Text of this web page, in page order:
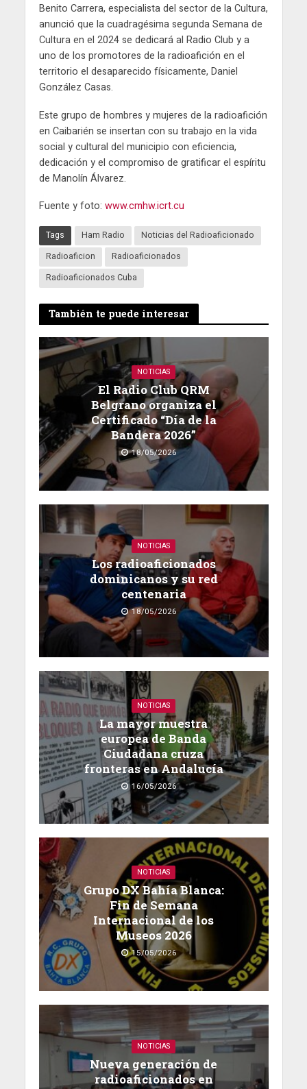
Benito Carrera, especialista del sector de la Cultura,
anunció que la cuadragésima segunda Semana de
Cultura en el 2024 se dedicará al Radio Club y a
uno de los promotores de la radioafición en el
territorio el desaparecido físicamente, Daniel
González Casas.
Este grupo de hombres y mujeres de la radioafición
en Caibarién se insertan con su trabajo en la vida
social y cultural del municipio con eficiencia,
dedicación y el compromiso de gratificar el espíritu
de Manolín Álvarez.
Fuente y foto: www.cmhw.icrt.cu
Tags Ham Radio
Noticias del Radioaficionado
Radioaficion
Radioaficionados
Radioaficionados Cuba
También te puede interesar
NOTICIAS
El Radio Club QRM
Belgrano organiza el
Certificado “Día de la
Bandera 2026”
18/05/2026
NOTICIAS
Los radioaficionados
dominicanos y su red
centenaria
18/05/2026
NOTICIAS
La mayor muestra
europea de Banda
Ciudadana cruza
fronteras en Andalucía
16/05/2026
NOTICIAS
Grupo DX Bahía Blanca:
Fin de Semana
Internacional de los
Museos 2026
15/05/2026
NOTICIAS
Nueva generación de
radioaficionados en